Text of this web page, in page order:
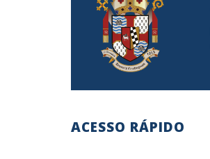
ACESSO RÁPIDO